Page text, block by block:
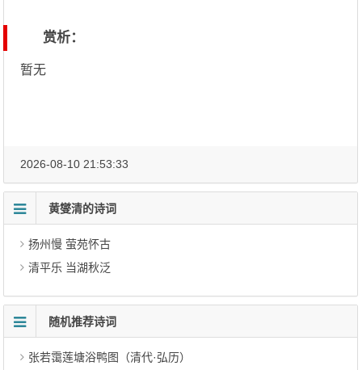
赏析：
暂无
2026-08-10 21:53:33
黄燮清的诗词
扬州慢 萤苑怀古
清平乐 当湖秋泛
随机推荐诗词
张若霭莲塘浴鸭图（清代·弘历）